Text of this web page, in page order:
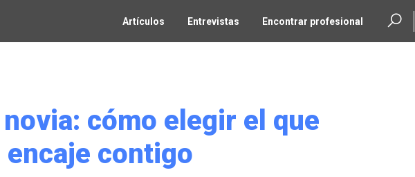
Artículos Entrevistas Encontrar profesional
cómo elegir el que
contigo